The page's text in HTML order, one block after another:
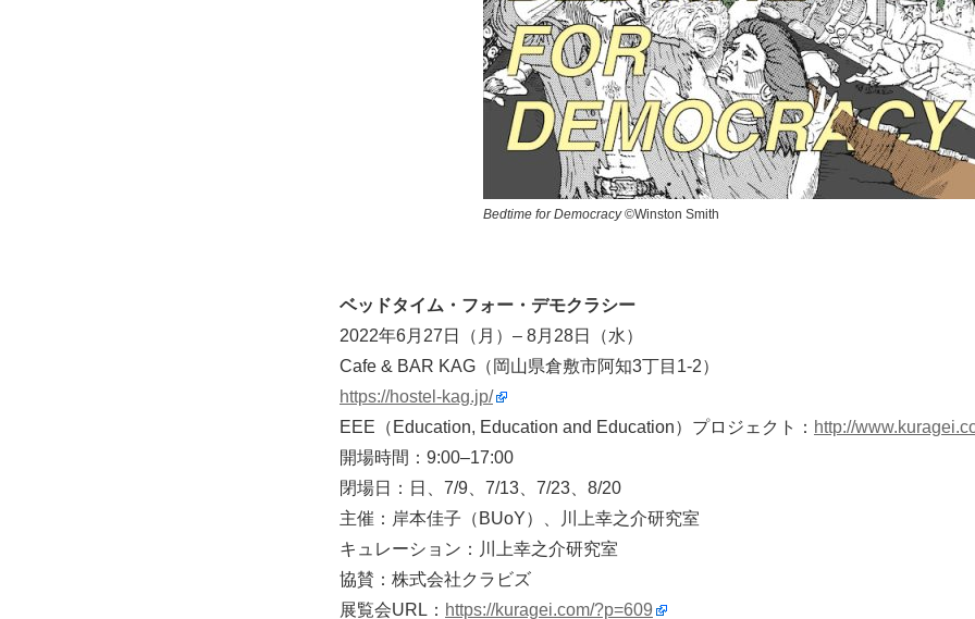
Bedtime for Democracy©Winston Smith
ベッドタイム・フォー・デモクラシー
2022年6月27日（月）– 8月28日（水）
Cafe & BAR KAG（岡山県倉敷市阿知3丁目1-2）
https://hostel-kag.jp/
EEE（Education, Education and Education）プロジェクト： http://
開場時間：9:00–17:00
閉場日：日、7/9、7/13、7/23、8/20
主催：岸本佳子（BUoY）、川上幸之介研究室
キュレーション：川上幸之介研究室
協賛：株式会社クラビズ
展覧会URL： https://kuragei.com/?p=609